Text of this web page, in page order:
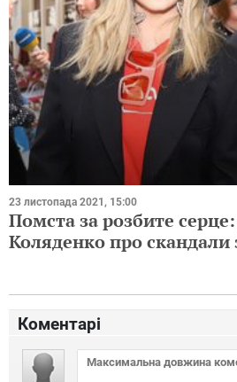
23 листопада 2021, 15:00
Помста за розбите
Коляденко про скандали
Коментарі